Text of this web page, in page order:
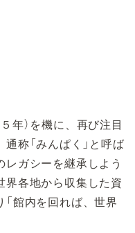
年）を機に、再び注目
称「みんぱく」と呼ば
ガシーを継承しよう
界各地から収集した資
館内を回れば、世界